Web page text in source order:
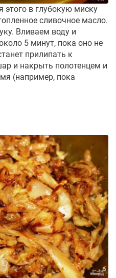
этого в глубокую миску
сливочное масло.
Вливаем воду и
5 минут, пока оно не
прилипать к
и накрыть полотенцем и
(например, пока